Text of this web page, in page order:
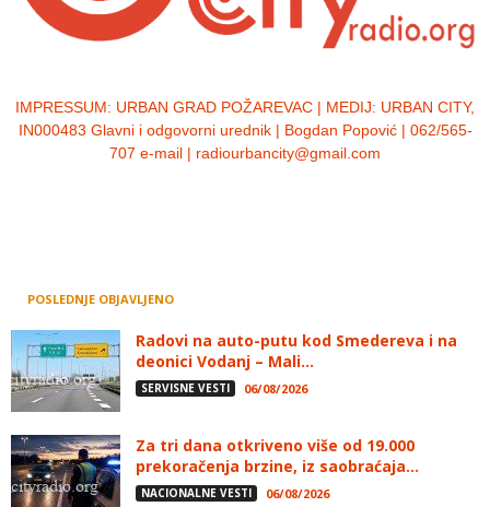
IMPRESSUM: URBAN GRAD POŽAREVAC | MEDIJ: URBAN CITY,
IN000483 Glavni i odgovorni urednik | Bogdan Popović | 062/565-
707 e-mail | radiourbancity@gmail.com
POSLEDNJE OBJAVLJENO
Radovi na auto-putu kod Smedereva i na
deonici Vodanj – Mali...
SERVISNE VESTI 06/08/2026
Za tri dana otkriveno više od 19.000
prekoračenja brzine, iz saobraćaja...
NACIONALNE VESTI 06/08/2026